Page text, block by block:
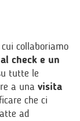
collaboriamo
check e un
tutte le
a una visita
che ci
ad